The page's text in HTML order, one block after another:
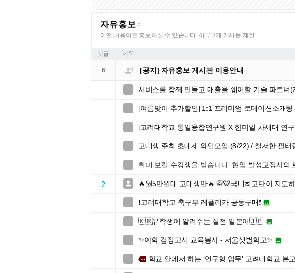
자유홍보 F
어떤 내용이든 홍보하실 수 있습니다. 하루 3개 게시물 제한.
댓글 제목
6  [공지] 자유홍보 게시판 이용안내
서비스를 함께 만들고 매출을 쉐어할 기술 파트너
[여름맞이 추가할인] 1:1 프리미엄 로테이션소개
[고려대학교 통일융합연구원 X 한미일 차세대 연
고대생 주최 초대제 와인모임 (8/22) / 철저한 필터
취미 보컬 수강생을 받습니다. 현업 발성교정사의
2  🔥월5만원대 고대생만🔥 🥋🐯국내최고단이 지도
❗️고려대학교 축구부 레플리카 공동구매❗️ 
🇰🇷유학생이 알려주는 실전 일본어🇯🇵 
✨야학 검정고시 교육봉사 - 서울샛별학교✨ 
more 학교 안에서 하는 ‘연구형 업무’ 고려대학교 본